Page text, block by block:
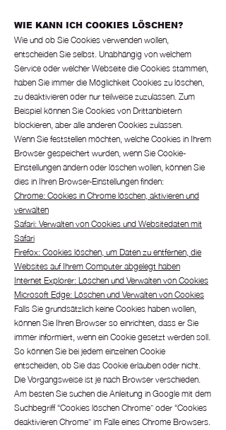
WIE KANN ICH COOKIES LÖSCHEN?
Wie und ob Sie Cookies verwenden wollen,
entscheiden Sie selbst. Unabhängig von welchem
Service oder welcher Webseite die Cookies stammen,
haben Sie immer die Möglichkeit Cookies zu löschen,
zu deaktivieren oder nur teilweise zuzulassen. Zum
Beispiel können Sie Cookies von Drittanbietern
blockieren, aber alle anderen Cookies zulassen.
Wenn Sie feststellen möchten, welche Cookies in Ihrem
Browser gespeichert wurden, wenn Sie Cookie-
Einstellungen ändern oder löschen wollen, können Sie
dies in Ihren Browser-Einstellungen finden:
Chrome: Cookies in Chrome löschen, aktivieren und
verwalten
Safari: Verwalten von Cookies und Websitedaten mit
Safari
Firefox: Cookies löschen, um Daten zu entfernen, die
Websites auf Ihrem Computer abgelegt haben
Internet Explorer: Löschen und Verwalten von Cookies
Microsoft Edge: Löschen und Verwalten von Cookies
Falls Sie grundsätzlich keine Cookies haben wollen,
können Sie Ihren Browser so einrichten, dass er Sie
immer informiert, wenn ein Cookie gesetzt werden soll.
So können Sie bei jedem einzelnen Cookie
entscheiden, ob Sie das Cookie erlauben oder nicht.
Die Vorgangsweise ist je nach Browser verschieden.
Am besten Sie suchen die Anleitung in Google mit dem
Suchbegriff “Cookies löschen Chrome” oder “Cookies
deaktivieren Chrome” im Falle eines Chrome Browsers.